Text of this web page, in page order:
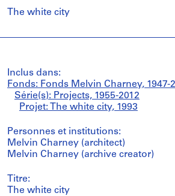
The white city
Inclus dans:
Fonds: Fonds Melvin Charney, 1947-
Série(s): Projects, 1955-2012
Projet: The white city, 1993
Personnes et institutions:
Melvin Charney (architect)
Melvin Charney (archive creator)
Titre:
The white city